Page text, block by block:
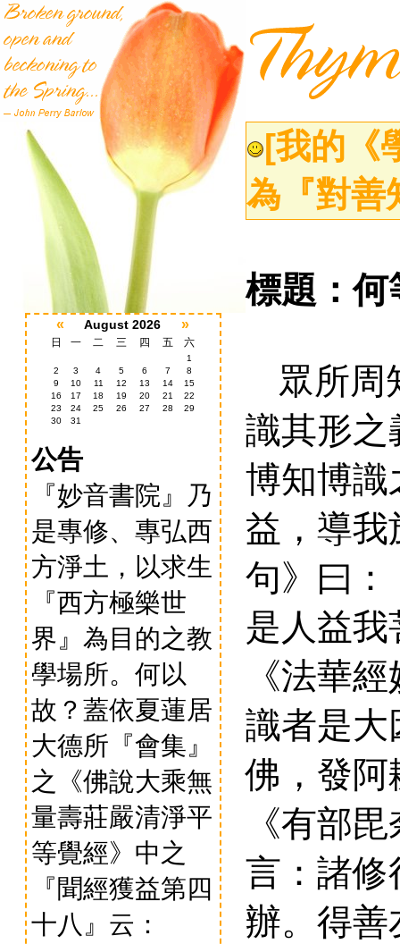
« August 2026 »
日 一 二 三 四 五 六
1
2
3 4 5 6 7
8
9
10 11 12 13 14
15
16
17 18 19 20 21
22
23
24 25 26 27 28
29
30
31
公告
『妙音書院』乃
是專修、專弘西
方淨土，以求生
『西方極樂世
界』為目的之教
學場所。何以
故？蓋依夏蓮居
大德所『會集』
之《佛說大乘無
量壽莊嚴清淨平
等覺經》中之
『聞經獲益第四
十八』云：
[我的《
為『對善
標題：何
眾所周
識其形之
博知博識
益，導我
句》曰：
是人益
《法華
識者是大
佛，發阿
《有部
言：諸修
辦。得善